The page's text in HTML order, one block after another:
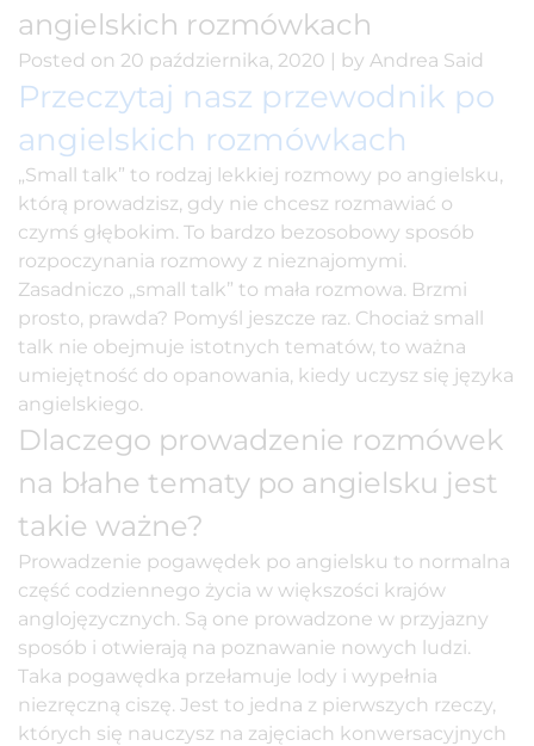
angielskich rozmówkach
Posted on 20 października, 2020 | by Andrea Said
Przeczytaj nasz przewodnik po
angielskich rozmówkach
„Small talk” to rodzaj lekkiej rozmowy po angielsku,
którą prowadzisz, gdy nie chcesz rozmawiać o
czymś głębokim. To bardzo bezosobowy sposób
rozpoczynania rozmowy z nieznajomymi.
Zasadniczo „small talk” to mała rozmowa. Brzmi
prosto, prawda? Pomyśl jeszcze raz. Chociaż small
talk nie obejmuje istotnych tematów, to ważna
umiejętność do opanowania, kiedy uczysz się języka
angielskiego.
Dlaczego prowadzenie rozmówek
na błahe tematy po angielsku jest
takie ważne?
Prowadzenie pogawędek po angielsku to normalna
część codziennego życia w większości krajów
anglojęzycznych. Są one prowadzone w przyjazny
sposób i otwierają na poznawanie nowych ludzi.
Taka pogawędka przełamuje lody i wypełnia
niezręczną ciszę. Jest to jedna z pierwszych rzeczy,
których się nauczysz na zajęciach konwersacyjnych